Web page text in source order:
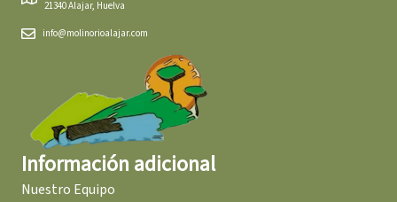
21340 Alajar, Huelva
info@molinorioalajar.com
Información adicional
Nuestro Equipo